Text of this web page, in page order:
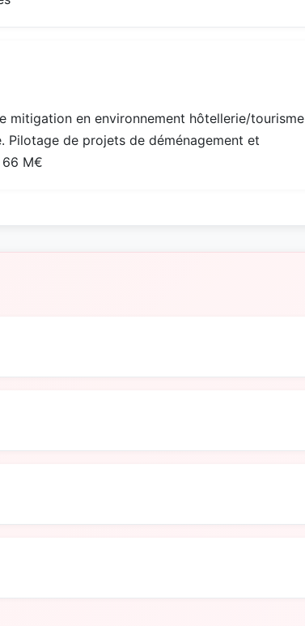
mitigation en environnement hôtellerie/tourisme
Pilotage de projets de déménagement et
M€